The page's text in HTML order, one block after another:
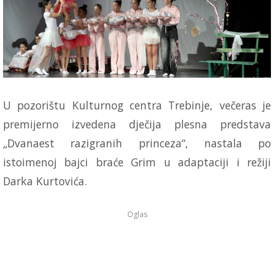
U pozorištu Kulturnog centra Trebinje, večeras je
premijerno izvedena dječija plesna predstava
„Dvanaest razigranih princeza“, nastala po
istoimenoj bajci braće Grim u adaptaciji i režiji
Darka Kurtovića.
Oglas